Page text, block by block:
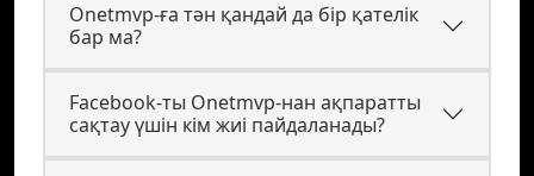
Onetmvp-ға тән қандай да бір қателік
бар ма?
Facebook-ты Onetmvp-нан ақпаратты
сақтау үшін кім жиі пайдаланады?